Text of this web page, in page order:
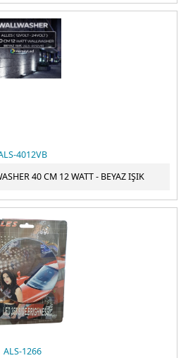
4012VB
40 CM 12 WATT - BEYAZ IŞIK
ALS-1266